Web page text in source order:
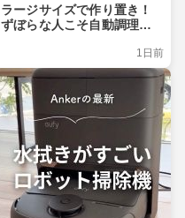
ラージサイズで作り置き！
ずぼらな人こそ自動調理ポ
1日前